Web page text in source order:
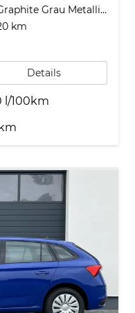
Graphite Grau Metallic (5X)
km
Details
l/100km